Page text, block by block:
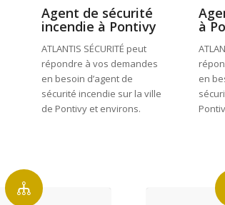
Agent de sécurité
incendie à Pontivy
ATLANTIS SÉCURITÉ peut
répondre à vos demandes
en besoin d’agent de
sécurité incendie sur la ville
de Pontivy et environs.
à
en